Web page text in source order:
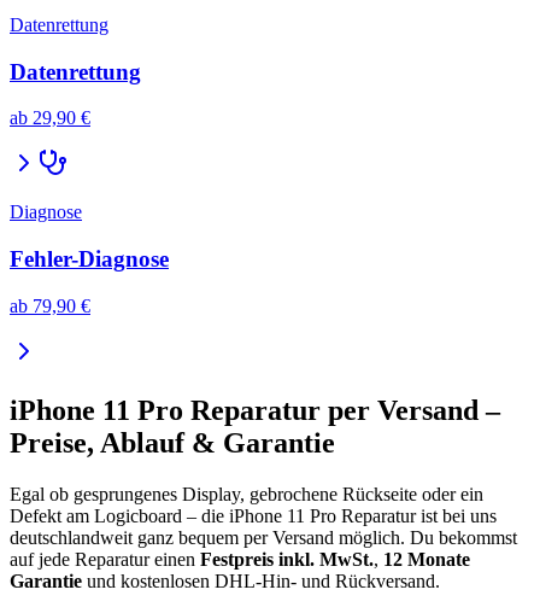
Datenrettung
Datenrettung
ab 29,90 €
Diagnose
Fehler-Diagnose
ab 79,90 €
iPhone 11 Pro Reparatur per Versand –
Preise, Ablauf & Garantie
Egal ob gesprungenes Display, gebrochene Rückseite oder ein
Defekt am Logicboard – die iPhone 11 Pro Reparatur ist bei uns
deutschlandweit ganz bequem per Versand möglich. Du bekommst
auf jede Reparatur einen Festpreis inkl. MwSt., 12 Monate
Garantie und kostenlosen DHL-Hin- und Rückversand.